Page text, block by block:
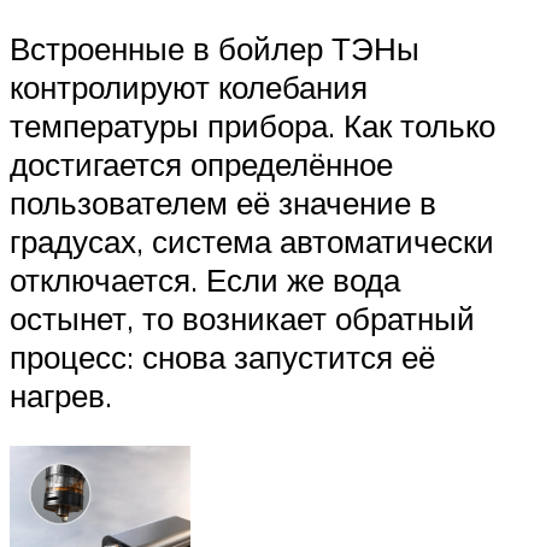
Встроенные в бойлер ТЭНы
контролируют колебания
температуры прибора. Как только
достигается определённое
пользователем её значение в
градусах, система автоматически
отключается. Если же вода
остынет, то возникает обратный
процесс: снова запустится её
нагрев.